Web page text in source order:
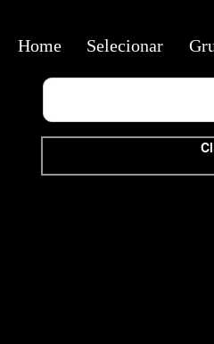
Home Selecionar